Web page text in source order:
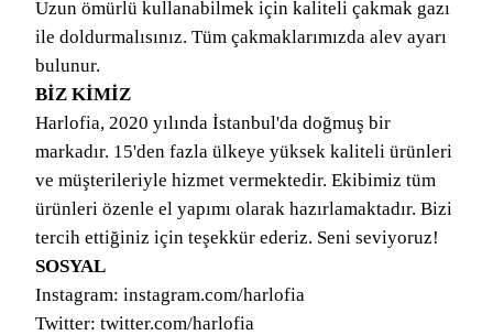
Uzun ömürlü kullanabilmek için kaliteli çakmak gazı
ile doldurmalısınız. Tüm çakmaklarımızda alev ayarı
bulunur.
BİZ KİMİZ
Harlofia, 2020 yılında İstanbul'da doğmuş bir
markadır. 15'den fazla ülkeye yüksek kaliteli ürünleri
ve müşterileriyle hizmet vermektedir. Ekibimiz tüm
ürünleri özenle el yapımı olarak hazırlamaktadır. Bizi
tercih ettiğiniz için teşekkür ederiz. Seni seviyoruz!
SOSYAL
Instagram: instagram.com/harlofia
Twitter: twitter.com/harlofia